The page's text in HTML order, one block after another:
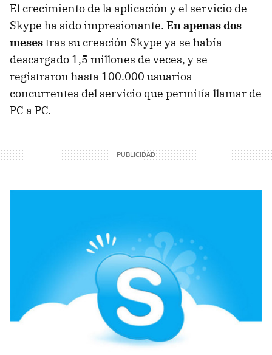
El crecimiento de la aplicación y el servicio de
Skype ha sido impresionante. En apenas dos
mesestras su creación Skype ya se había
descargado 1,5 millones de veces, y se
registraron hasta 100.000 usuarios
concurrentes del servicio que permitía llamar de
PC a PC.